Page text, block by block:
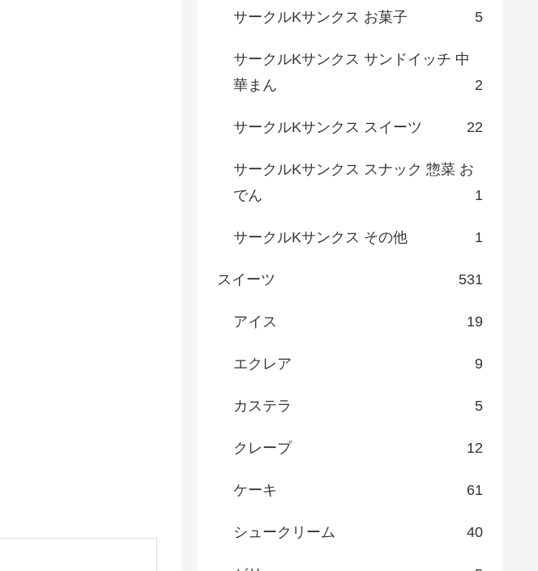
サークルKサンクス お菓子 5
サークルKサンクス サンドイッチ 中
華まん
2
サークルKサンクス スイーツ 22
サークルKサンクス スナック 惣菜 お
でん
1
サークルKサンクス その他 1
スイーツ 531
アイス 19
エクレア 9
カステラ 5
クレープ 12
ケーキ 61
シュークリーム 40